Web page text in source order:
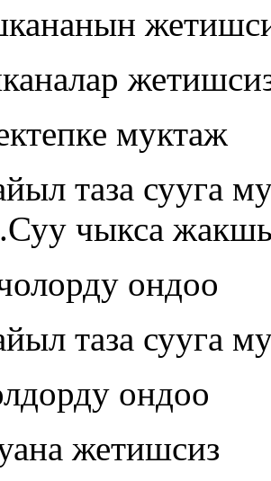
муктаж
таза сууга
чыкса
ондоо
таза сууга
ондоо
жетишсиз